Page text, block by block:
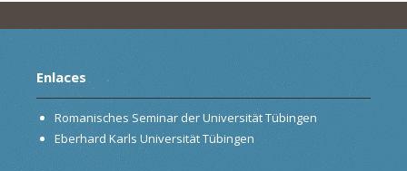
Enlaces
Romanisches Seminar der Universität Tübingen
Eberhard Karls Universität Tübingen